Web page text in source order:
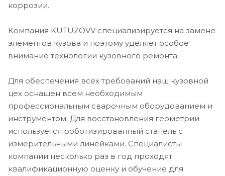
коррозии.
Компания KUTUZOVV специализируется на замене
элементов кузова и поэтому уделяет особое
внимание технологии кузовного ремонта.
Для обеспечения всех требований наш кузовной
цех оснащен всем необходимым
профессиональным сварочным оборудованием и
инструментом. Для восстановления геометрии
используется роботизированный стапель с
измерительными линейками. Специалисты
компании несколько раз в год проходят
квалификационную оценку и обучение для